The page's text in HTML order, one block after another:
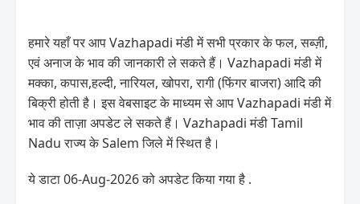
हमारे यहाँ पर आप Vazhapadi मंडी में सभी प्रकार के फल, सब्ज़ी,
एवं अनाज के भाव की जानकारी ले सकते हैं। Vazhapadi मंडी में
मक्का, कपास,हल्दी, नारियल, खोपरा, रागी (फिंगर बाजरा) आदि की
बिक्री होती है। इस वेबसाइट के माध्यम से आप Vazhapadi मंडी में
भाव की ताज़ा अपडेट ले सकते हैं। Vazhapadi मंडी Tamil
Nadu राज्य के Salem जिले में स्थित है।
ये डाटा 06-Aug-2026 को अपडेट किया गया है .